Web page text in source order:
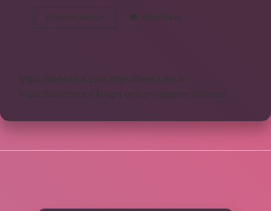
Devamını okuyun
Hangi
Yorum Bırak
https://bebekkia.com
https://beis.com.tr
https://basi.com.tr knight online nttgame Sitemap